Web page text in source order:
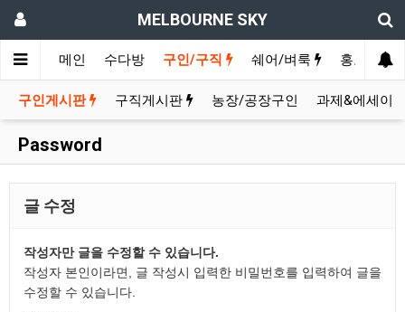
MELBOURNE SKY
메인 수다방 구인/구직 쉐어/벼룩 홍보방
구인게시판 구직게시판 농장/공장구인 과제&에세이
Password
글 수정
작성자만 글을 수정할 수 있습니다.
작성자 본인이라면, 글 작성시 입력한 비밀번호를 입력하여 글을
수정할 수 있습니다.